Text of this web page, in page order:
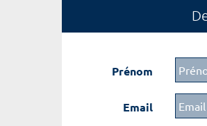
Prénom
Email